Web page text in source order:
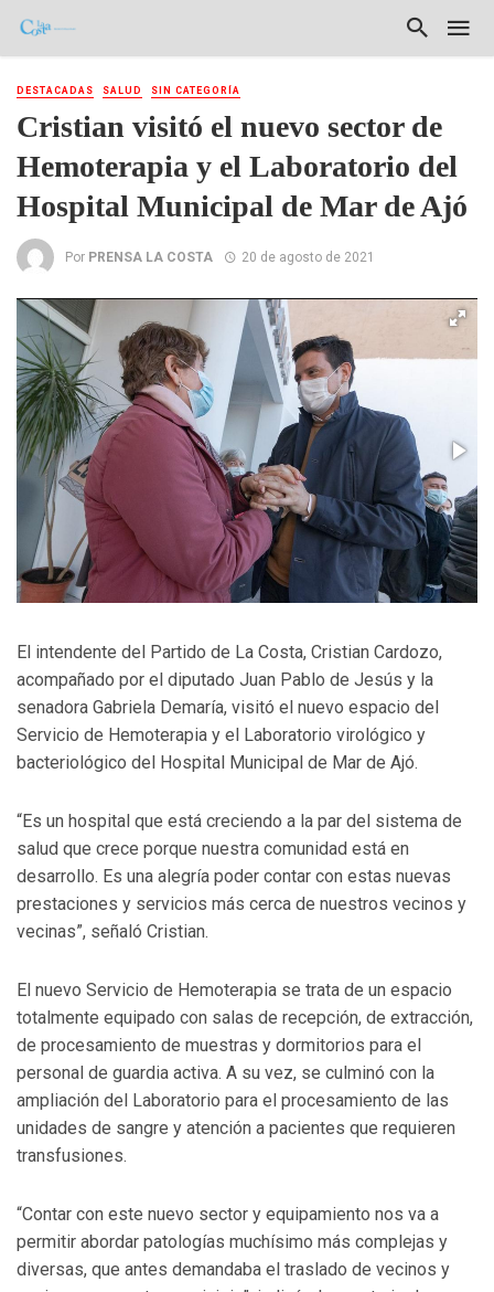
DESTACADAS SALUD SIN CATEGORÍA
Cristian visitó el nuevo sector de
Hemoterapia y el Laboratorio del
Hospital Municipal de Mar de Ajó
Por PRENSA LA COSTA 20 de agosto de 2021
El intendente del Partido de La Costa, Cristian Cardozo,
acompañado por el diputado Juan Pablo de Jesús y la
senadora Gabriela Demaría, visitó el nuevo espacio del
Servicio de Hemoterapia y el Laboratorio virológico y
bacteriológico del Hospital Municipal de Mar de Ajó.
“Es un hospital que está creciendo a la par del sistema de
salud que crece porque nuestra comunidad está en
desarrollo. Es una alegría poder contar con estas nuevas
prestaciones y servicios más cerca de nuestros vecinos y
vecinas”, señaló Cristian.
El nuevo Servicio de Hemoterapia se trata de un espacio
totalmente equipado con salas de recepción, de extracción,
de procesamiento de muestras y dormitorios para el
personal de guardia activa. A su vez, se culminó con la
ampliación del Laboratorio para el procesamiento de las
unidades de sangre y atención a pacientes que requieren
transfusiones.
“Contar con este nuevo sector y equipamiento nos va a
permitir abordar patologías muchísimo más complejas y
diversas, que antes demandaba el traslado de vecinos y